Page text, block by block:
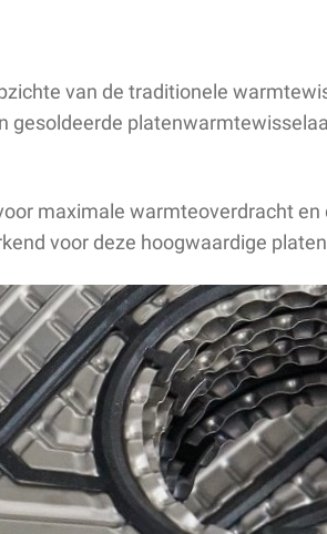
van de traditionele
maximale warmteoverdracht
voor deze hoogwaardige